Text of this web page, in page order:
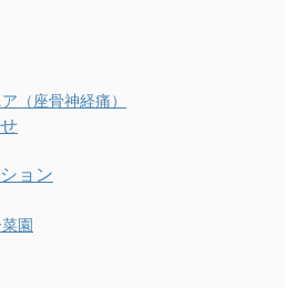
（座骨神経痛）
ョン
園